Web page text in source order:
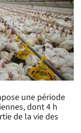
une période
dont 4 h
de la vie des